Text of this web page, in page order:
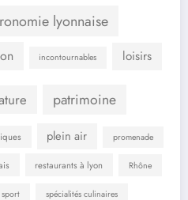
lyonnaise
incontournables loisirs
patrimoine
plein air promenade
restaurants à lyon Rhône
sport spécialités culinaires